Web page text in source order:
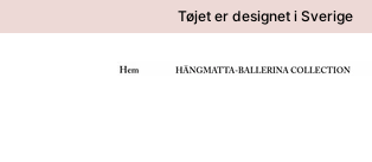
Tøjet er designet i Sverige